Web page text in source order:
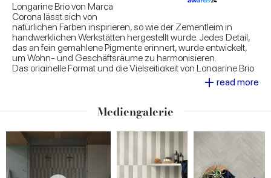
Longarine Brio von Marca
Corona lässt sich von
natürlichen Farben inspirieren, so wie der Zementleim in
handwerklichen Werkstätten hergestellt wurde. Jedes Detail,
das an fein gemahlene Pigmente erinnert, wurde entwickelt,
um Wohn- und Geschäftsräume zu harmonisieren.
Das originelle Format und die Vielseitigkeit von Longarine Brio
machen aus jedem Raum einen Raum des persönlichen
und lässt sich auch an große gebogene Volumen anpassen.
+ read more
Mediengalerie